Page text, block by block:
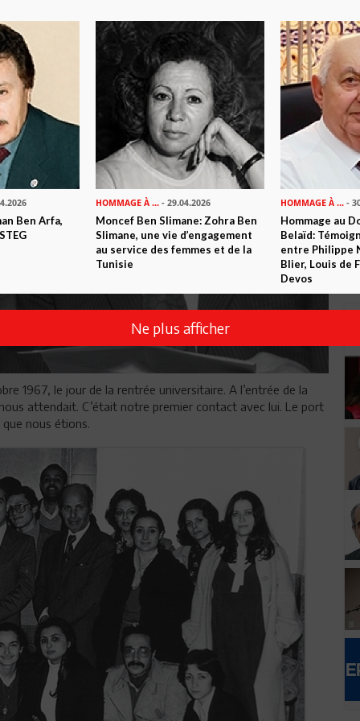
1967, le jour de la rentrée universitaire. A l’entrée de la
attendait. C’était notre premier contact avec lui. Le port
nous étions.
Ben Arfa,
HOMMAGE À ... - 29.04.2026
Moncef Ben Slimane: Zohra Ben
Slimane, une vie d’engagement
au service des femmes et de la
Tunisie
HOMMAGE À ...-
Hommage au
Belaïd:
entre Philippe
Blier, Louis de
Devos
Ne plus afficher